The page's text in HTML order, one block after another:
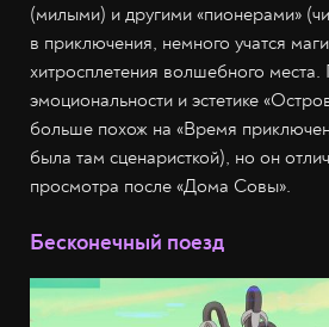
(милыми) и другими «пионерами»
в приключения, немного учатся
хитросплетения волшебного места.
эмоциональности и эстетике
больше похож на «Время
была там сценаристкой), но он
просмотра после «Дома Совы».
Бесконечный поезд